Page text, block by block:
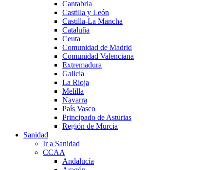
Cantabria
Castilla y León
Castilla-La Mancha
Cataluña
Ceuta
Comunidad de Madrid
Comunidad Valenciana
Extremadura
Galicia
La Rioja
Melilla
Navarra
País Vasco
Principado de Asturias
Región de Murcia
Sanidad
Ir a Sanidad
CCAA
Andalucía